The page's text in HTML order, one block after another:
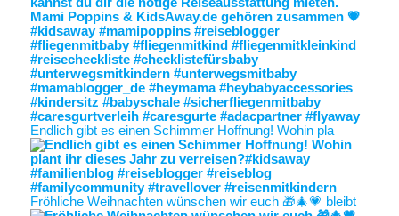
Endlich gibt es einen Schimmer Hoffnung! Wohin pla
Fröhliche Weihnachten wünschen wir euch 🎁🎄💗 bleibt